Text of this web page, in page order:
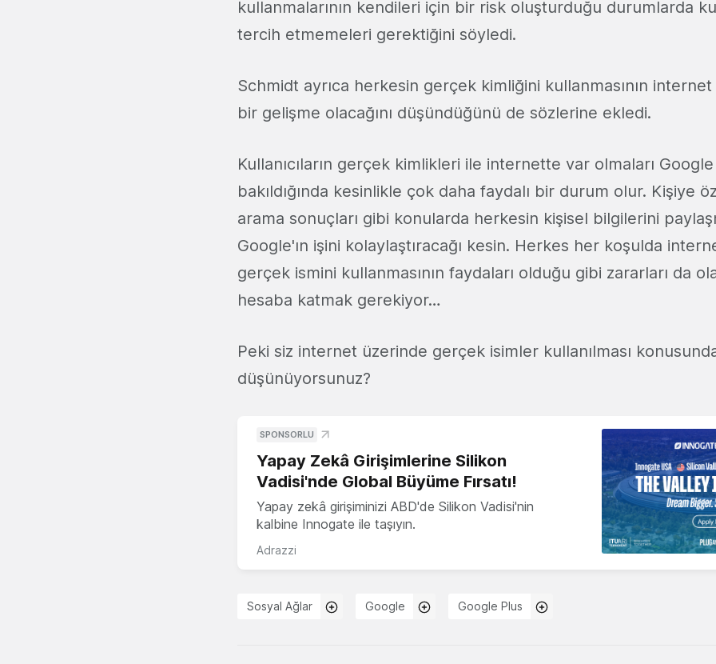
kullanmalarının kendileri için bir risk oluşturduğu durumlarda
tercih etmemeleri gerektiğini söyledi.
Schmidt ayrıca herkesin gerçek kimliğini kullanmasının
bir gelişme olacağını düşündüğünü de sözlerine ekledi.
Kullanıcıların gerçek kimlikleri ile internette var olmaları Google
bakıldığında kesinlikle çok daha faydalı bir durum olur. Kişiye
arama sonuçları gibi konularda herkesin kişisel bilgilerini
Google'ın işini kolaylaştıracağı kesin. Herkes her koşulda
gerçek ismini kullanmasının faydaları olduğu gibi zararları da
hesaba katmak gerekiyor…
Peki siz internet üzerinde gerçek isimler kullanılması
düşünüyorsunuz?
SPONSORLU
Yapay Zekâ Girişimlerine Silikon
Vadisi'nde Global Büyüme Fırsatı!
Yapay zekâ girişiminizi ABD'de Silikon Vadisi'nin
kalbine Innogate ile taşıyın.
Adrazzi
Sosyal Ağlar Google Google Plus